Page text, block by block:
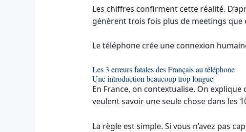
Les chiffres confirment cette réalité.
génèrent trois fois plus de meetings que
Le téléphone crée une connexion
Les 3 erreurs fatales des Français au téléphone
Une introduction beaucoup trop longue
En France, on contextualise. On
veulent savoir une seule chose dans les
La règle est simple. Si vous n’avez pas